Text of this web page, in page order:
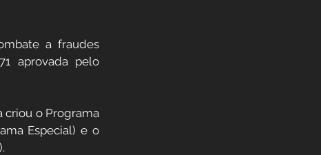
a fraudes
aprovada pelo
criou o Programa
Especial) e o